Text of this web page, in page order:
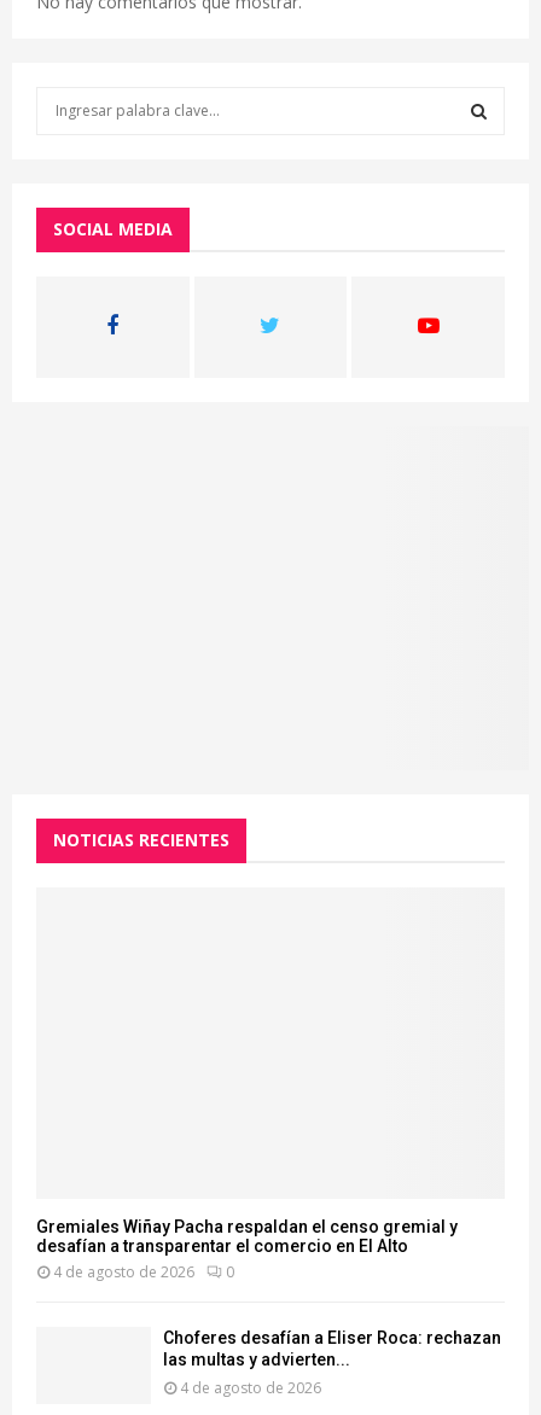
f
SOCIAL MEDIA
NOTICIAS RECIENTES
Gremiales Wiñay Pacha respaldan el censo gremial y
desafían a transparentar el comercio en El Alto
4 de agosto de 2026 0
Choferes desafían a Eliser Roca: rechazan
las multas y advierten...
4 de agosto de 2026